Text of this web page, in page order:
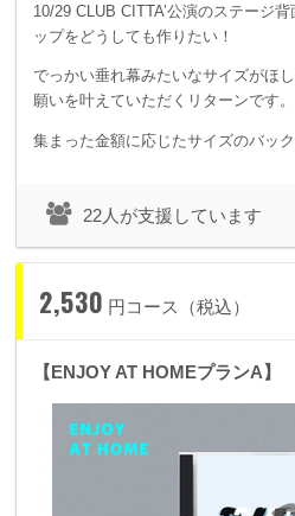
10/29 CLUB CITTA’公演のステージ
ップをどうしても作りたい！
でっかい垂れ幕みたいなサイズがほ
願いを叶えていただくリターンです。
集まった金額に応じたサイズのバッ
22人が支援しています
2,530 円コース（税込）
【ENJOY AT HOMEプランA】